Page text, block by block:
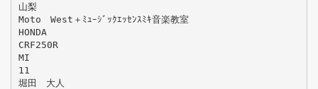
山梨
Moto West＋ﾐｭｰｼﾞｯｸｴｯｾﾝｽﾐｷ音楽教室
HONDA
CRF250R
MI
11
堀田 大人